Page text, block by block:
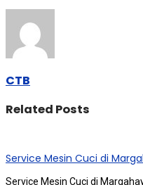
CTB
Related Posts
Service Mesin Cuci di
Service Mesin Cuci di